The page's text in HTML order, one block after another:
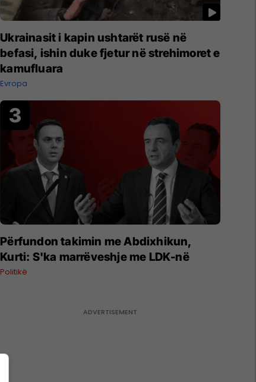
Ukrainasit i kapin ushtarët rusë në
befasi, ishin duke fjetur në strehimoret e
kamufluara
Evropa
Përfundon takimin me Abdixhikun,
Kurti: S'ka marrëveshje me LDK-në
Politikë